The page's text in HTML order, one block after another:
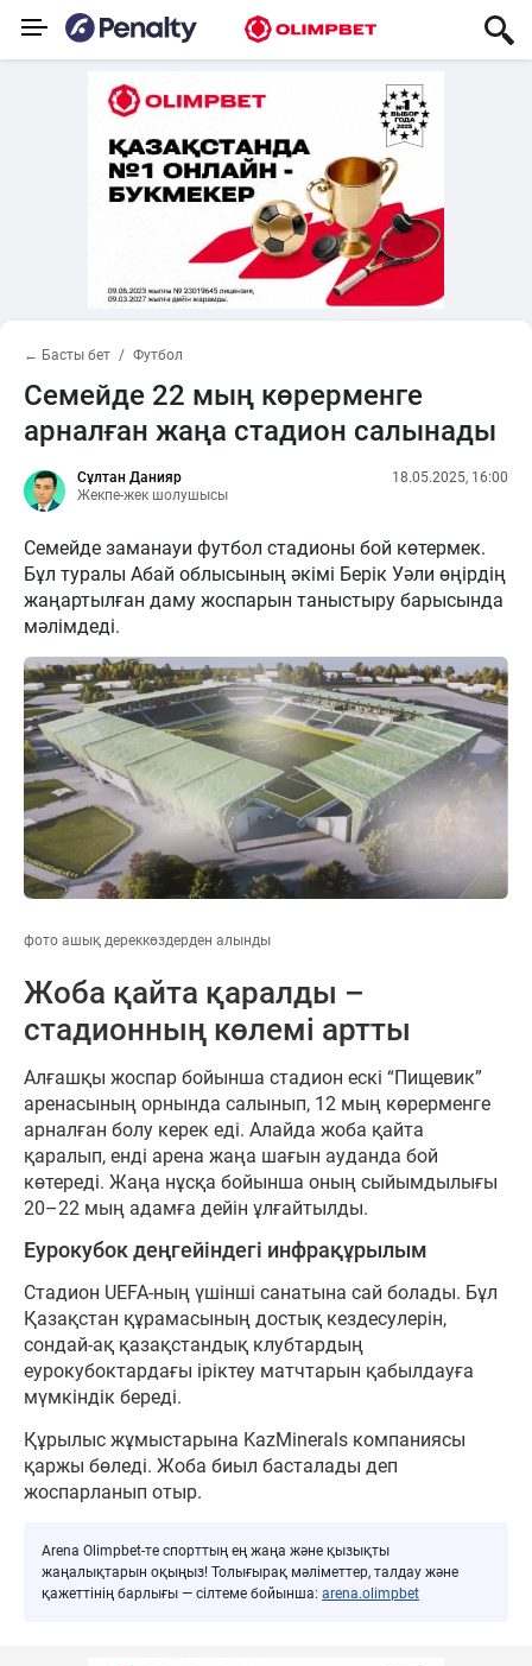
← Басты бет Футбол
Семейде 22 мың көрерменге
арналған жаңа стадион салынады
Сұлтан Данияр
Жекпе-жек шолушысы
18.05.2025, 16:00
Семейде заманауи футбол стадионы бой көтермек.
Бұл туралы Абай облысының әкімі Берік Уәли өңірдің
жаңартылған даму жоспарын таныстыру барысында
мәлімдеді.
фото ашық дереккөздерден алынды
Жоба қайта қаралды –
стадионның көлемі артты
Алғашқы жоспар бойынша стадион ескі “Пищевик”
аренасының орнында салынып, 12 мың көрерменге
арналған болу керек еді. Алайда жоба қайта
қаралып, енді арена жаңа шағын ауданда бой
көтереді. Жаңа нұсқа бойынша оның сыйымдылығы
20–22 мың адамға дейін ұлғайтылды.
Еурокубок деңгейіндегі инфрақұрылым
Стадион UEFA-ның үшінші санатына сай болады. Бұл
Қазақстан құрамасының достық кездесулерін,
сондай-ақ қазақстандық клубтардың
еурокубоктардағы іріктеу матчтарын қабылдауға
мүмкіндік береді.
Құрылыс жұмыстарына KazMinerals компаниясы
қаржы бөледі. Жоба биыл басталады деп
жоспарланып отыр.
Arena Olimpbet-те спорттың ең жаңа және қызықты
жаңалықтарын оқыңыз! Толығырақ мәліметтер, талдау және
қажеттінің барлығы — сілтеме бойынша: arena.olimpbet